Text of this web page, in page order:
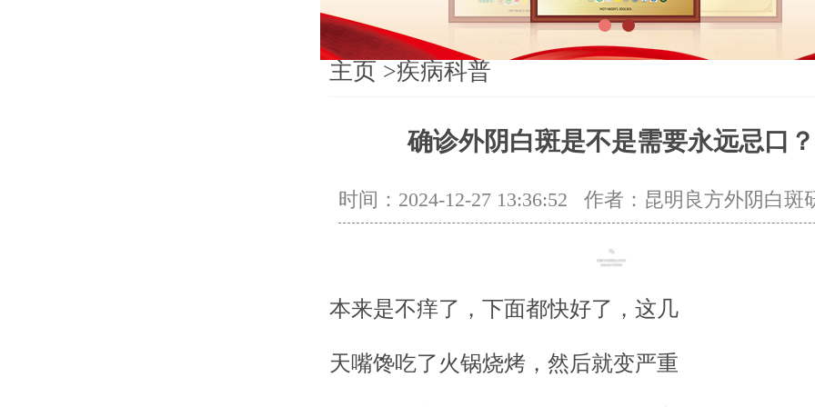
主页 >疾病科普
确诊外阴白斑是不是需要永远忌口？
时间：2024-12-27 13:36:52 作者：昆明良方外阴白斑
本来是不痒了，下面都快好了，这几
天嘴馋吃了火锅烧烤，然后就变严重